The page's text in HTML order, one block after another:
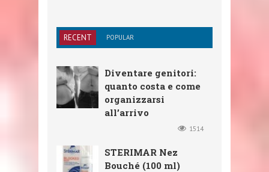
RECENT POPULAR
Diventare genitori:
quanto costa e come
organizzarsi
all’arrivo
1514
STERIMAR Nez
Bouché (100 ml)